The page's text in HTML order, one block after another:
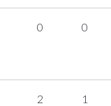
0 0
2 1